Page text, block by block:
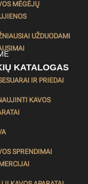
MĖGĖJŲ
UŽDUODAMI
KATALOGAS
IR PRIEDAI
KAVOS
SPRENDIMAI